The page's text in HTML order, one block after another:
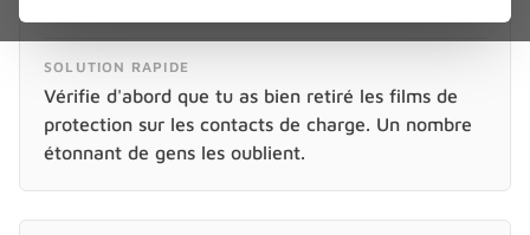
SOLUTION RAPIDE
Vérifie d'abord que tu as bien retiré les films de
protection sur les contacts de charge. Un nombre
étonnant de gens les oublient.